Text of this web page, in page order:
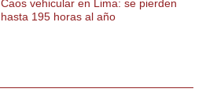
Caos vehicular en Lima: se pierden
hasta 195 horas al año